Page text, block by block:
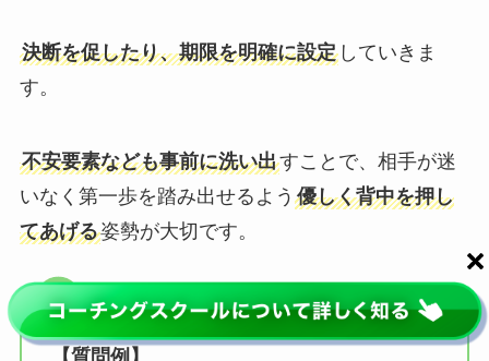
決断を促したり、期限を明確に設定していきま
す。
不安要素なども事前に洗い出すことで、相手が迷
いなく第一歩を踏み出せるよう 優しく背中を押し
てあげる姿勢が大切です。
【質問例】